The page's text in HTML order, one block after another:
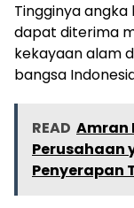
Tingginya angka
dapat diterima
kekayaan alam
bangsa
READ Amran
Perusahaan
Penyerapan